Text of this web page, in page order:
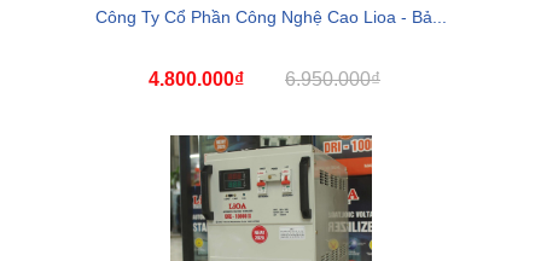
Công Ty Cổ Phần Công Nghệ Cao Lioa - Bả...
4.800.000₫ 6.950.000₫